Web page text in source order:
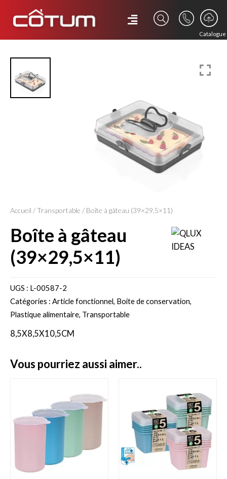
Catalogue
Accueil /Transportable / Boîte à gâteau (39×29,5×11)
boîte à gâteau
(39×29,5×11)
UGS : L-00587-2
Catégories : Article fonctionnel, Boite de conservation,
Plastique alimentaire, Transportable
8,5X8,5X10,5CM
vous pourriez aussi aimer..